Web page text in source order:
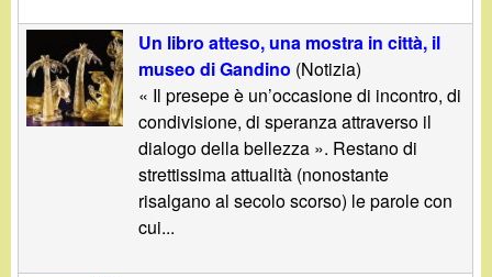
n
o
Un libro atteso, una mostra in città, il
museo di Gandino (Notizia)
« Il presepe è un’occasione di incontro, di
condivisione, di speranza attraverso il
dialogo della bellezza ». Restano di
strettissima attualità (nonostante
risalgano al secolo scorso) le parole con
cui...